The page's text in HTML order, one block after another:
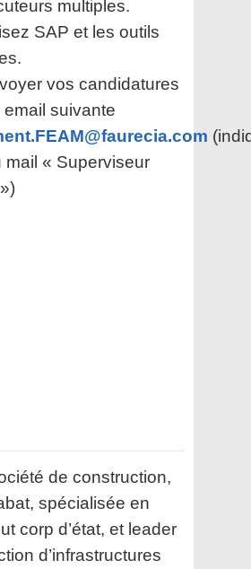
multiples.
SAP et les outils
vos candidatures
email suivante
mail « Superviseur
de construction,
spécialisée en
corp d’état, et leader
d’infrastructures